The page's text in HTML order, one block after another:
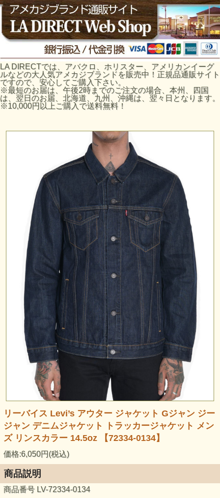
LA DIRECTでは、アバクロ、ホリスター、アメリカンイーグ
ルなどの大人気アメカジブランドを販売中！正規品通販サイト
ですので、安心してご購入下さい。
※最短のお届は、午後2時までのご注文の場合、本州、四国
は、翌日のお届、北海道、九州、沖縄は、翌々日となります。
※10,000円以上ご購入で送料無料！
リーバイス Levi’s アウター ジャケット Gジャン ジー
ジャン デニムジャケット トラッカージャケット メン
ズ リンスカラー 14.5oz 【72334-0134】
価格:6,050円(税込)
商品説明
商品番号 LV-72334-0134